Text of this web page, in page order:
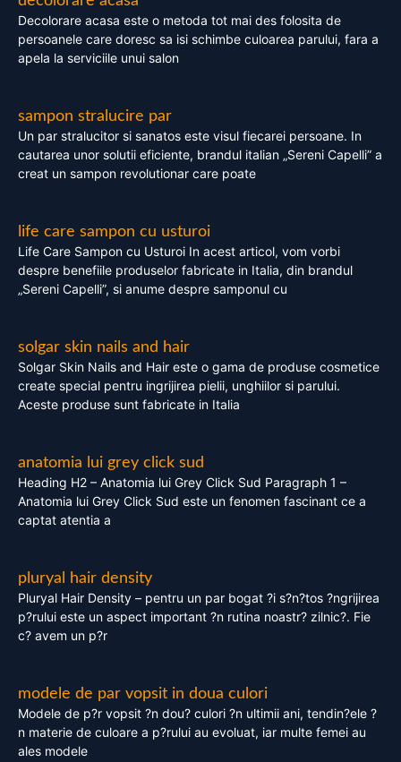
Decolorare acasa este o metoda tot mai des folosita de
persoanele care doresc sa isi schimbe culoarea parului, fara a
apela la serviciile unui salon
sampon stralucire par
Un par stralucitor si sanatos este visul fiecarei persoane. In
cautarea unor solutii eficiente, brandul italian „Sereni Capelli” a
creat un sampon revolutionar care poate
life care sampon cu usturoi
Life Care Sampon cu Usturoi In acest articol, vom vorbi
despre benefiile produselor fabricate in Italia, din brandul
„Sereni Capelli”, si anume despre samponul cu
solgar skin nails and hair
Solgar Skin Nails and Hair este o gama de produse cosmetice
create special pentru ingrijirea pielii, unghiilor si parului.
Aceste produse sunt fabricate in Italia
anatomia lui grey click sud
Heading H2 – Anatomia lui Grey Click Sud Paragraph 1 –
Anatomia lui Grey Click Sud este un fenomen fascinant ce a
captat atentia a
pluryal hair density
Pluryal Hair Density – pentru un par bogat ?i s?n?tos ?ngrijirea
p?rului este un aspect important ?n rutina noastr? zilnic?. Fie
c? avem un p?r
modele de par vopsit in doua culori
Modele de p?r vopsit ?n dou? culori ?n ultimii ani, tendin?ele ?
n materie de culoare a p?rului au evoluat, iar multe femei au
ales modele